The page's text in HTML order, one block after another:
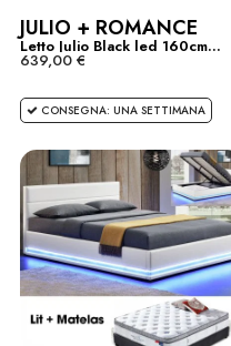
JULIO + ROMANCE
Letto Julio Black led 160cm...
639,00 €
CONSEGNA: UNA SETTIMANA